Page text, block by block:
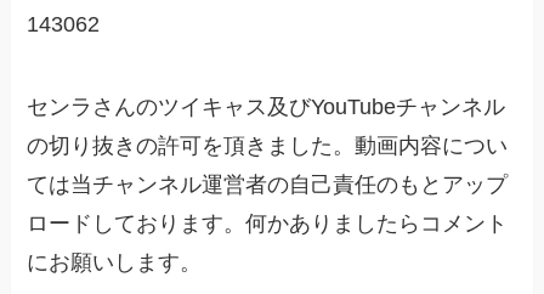
143062
センラさんのツイキャス及びYouTubeチャンネル
の切り抜きの許可を頂きました。動画内容につい
ては当チャンネル運営者の自己責任のもとアップ
ロードしております。何かありましたらコメント
にお願いします。